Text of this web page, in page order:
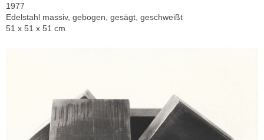
1977
Edelstahl massiv, gebogen, gesägt, geschweißt
51 x 51 x 51 cm